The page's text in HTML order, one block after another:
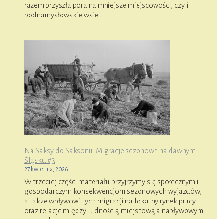
razem przyszła pora na mniejsze miejscowości, czyli
podnamysłowskie wsie.
Na Saksy do Saksonii. Migracje sezonowe na dawnym
Śląsku #3
27 kwietnia, 2026
W trzeciej części materiału przyjrzymy się społecznym i
gospodarczym konsekwencjom sezonowych wyjazdów,
a także wpływowi tych migracji na lokalny rynek pracy
oraz relacje między ludnością miejscową a napływowymi